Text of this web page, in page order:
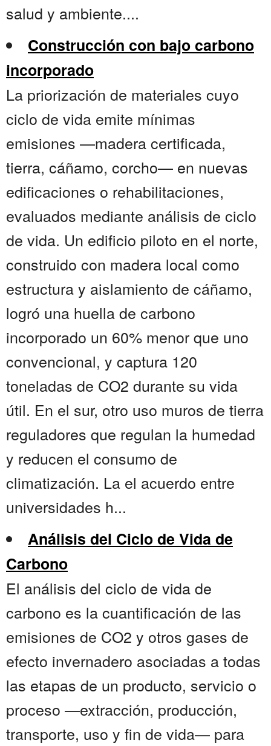
salud y ambiente....
Construcción con bajo carbono
incorporado
La priorización de materiales cuyo
ciclo de vida emite mínimas
emisiones —madera certificada,
tierra, cáñamo, corcho— en nuevas
edificaciones o rehabilitaciones,
evaluados mediante análisis de ciclo
de vida. Un edificio piloto en el norte,
construido con madera local como
estructura y aislamiento de cáñamo,
logró una huella de carbono
incorporado un 60% menor que uno
convencional, y captura 120
toneladas de CO2 durante su vida
útil. En el sur, otro uso muros de tierra
reguladores que regulan la humedad
y reducen el consumo de
climatización. La el acuerdo entre
universidades h...
Análisis del Ciclo de Vida de
Carbono
El análisis del ciclo de vida de
carbono es la cuantificación de las
emisiones de CO2 y otros gases de
efecto invernadero asociadas a todas
las etapas de un producto, servicio o
proceso —extracción, producción,
transporte, uso y fin de vida— para